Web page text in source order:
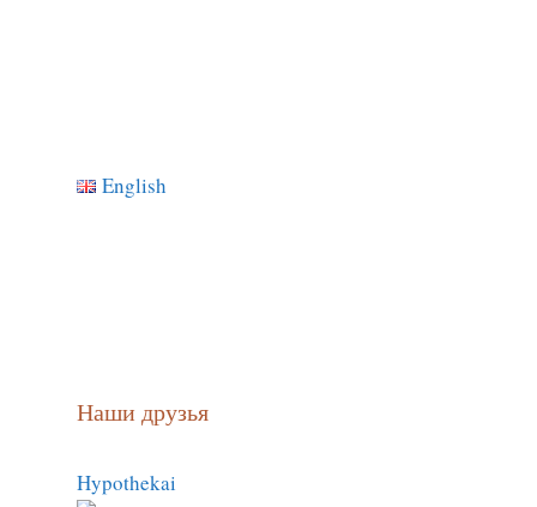
English
Наши друзья
Hypothekai